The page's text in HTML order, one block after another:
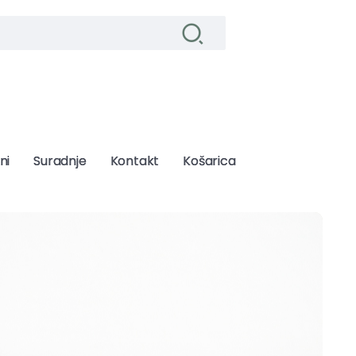
Suradnje Kontakt Košarica
Suradnje Kontakt Košarica